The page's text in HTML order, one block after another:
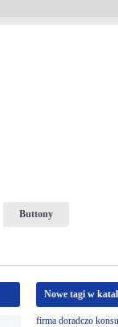
Buttony
Nowe tagi w
firma doradczo